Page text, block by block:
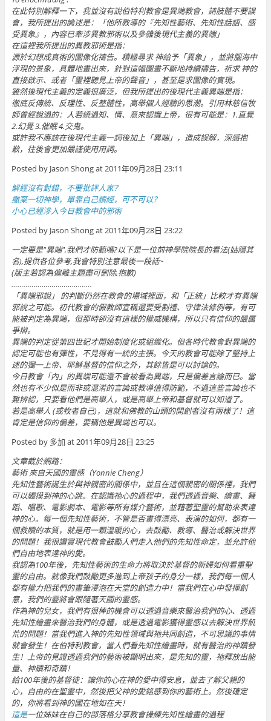
在此特別解釋一下，我並沒有說伯特利教會是異端教會，請肢體不要誤
會，我所提出的論述是：「他所教導的『先知性藝術、先知性話語、感
受異象』，內容已牽涉異教邪術以及參雜後現代主義的異端」
在這裡我所提出的異教邪術是指：
源於幻想成真術的圖像化禱告。積極尋求 神給予「異象」，並將腦海中
浮現的景象，具體地畫出來，針對這幅圖畫不斷地持續禱告，祈求 神的
直接啟示、或者「靈裡聽見上帝的聲音」，甚至是求圖像的實現。
雖然後現代主義的定義很廣泛，但我所提出的後現代主義異端是指：
徹底反傳統、反理性、反整體性，高舉個人經驗的思潮。引用林慈信牧
師曾經說過的：人若繞過知、情、意來認識上帝，很有可能是：1.直覺
2.幻覺 3.催眠 4.交鬼。
或許我不應該在後現代主義一詞後加上「異端」，造成誤解，深感抱
歉，往後會更加嚴謹使用用詞。
Posted by Jason Shong at 2011年09月28日 23:11
解經沒有對錯，不要批評人家？
撇棄一切神學，單靠自己讀經，可不可以？
小心已經滲入今日教會中的邪術
Posted by Jason Shong at 2011年09月28日 23:22
一定要是"異端",我們才防範嗎?以下是一位前神學院院長的看法(姑隱其
名),提供各位參考,我會特別注意最後一段話~
(版主若認為偏離主題盡可刪除,抱歉)
………………………………….
「異端邪說」 的判斷仍然在教會的場域裡面，和「正統」比較才有異端
邪說之可能。初代教會的假教師宣稱還要受割禮、守律法條例等，有可
能被判定為異端，但那時卻沒有這樣的權威機構，所以只有信仰的嚴厲
爭辯。
異端的判定從第四世紀才開始制度化或組織化。但各時代教會對異端的
認定可能也有彈性，不見得有一統的主張。今天的教會可能除了堅持上
述的獨一上帝、耶穌基督的信仰之外，其餘皆是可以討論的。
今日教會「內」的異端可能還不會被看為異端，只是偏差言論而已。當
然也有不少似是而非或混淆的言論或教導值得防範，不過這些言論也不
難辨認，只要看他們是高舉人，或是高舉上帝和基督就可以知道了。
若是高舉人 (或牧者自己)，這就和佛教的山頭的開創者沒有兩樣了！這
肯定是信仰的偏差，要稱他是異端也可以。
Posted by 多加 at 2011年09月28日 23:25
文章截於網路：
藝術 來自天國的靈感（Yonnie Cheng）
先知性藝術誕生於與神親密的關係中，並且在這個親密的關係裡，我們
可以觸摸到神的心跳。在認識祂心的過程中，我們透過音樂、繪畫、舞
蹈、唱歌、電影劇本、電影等所有媒介藝術，並藉著聖靈的幫助來表達
神的心。每一個先知性藝術，不管是否畫得漂亮、表演的如何，都有一
個救贖的本質，就是用一顆溫暖的心，去鼓勵、教導、醫治或解決世界
的問題！我很讚賞現代教會鼓勵人們走入他們的先知性命定，並允許他
們自由地表達神的愛。
我認為100年後，先知性藝術的生命力將取決於基督的新婦如何看重聖
靈的自由。就像我們鼓勵更多進到上帝孩子的身分一樣，我們每一個人
都有權力把我們的畫筆浸泡在天堂的創造力中！當我們在心中發揮創
意，我們的靈將會跟隨著天國的靈感。
作為神的兒女，我們有很棒的機會可以透過音樂來醫治我們的心、透過
先知性繪畫來醫治我們的身體，或是透過電影獲得靈感以去解決世界飢
荒的問題！當我們進入神的先知性領域與祂共同創造，不可思議的事情
就會發生！在伯特利教會，當人們看先知性繪畫時，就有醫治的神蹟發
生！上帝的見證透過我們的藝術被顯明出來，是先知的靈，祂釋放出能
量、神蹟和奇蹟！
給100年後的基督徒：讓你的心在神的愛中得安息，並去了解父親的
心，自由的在聖靈中，然後把父神的愛銘感到你的藝術上。然後確定
的，你將看到神的國在地如在天！
這是一位姊妹在自己的部落格分享教會操練先知性繪畫的過程